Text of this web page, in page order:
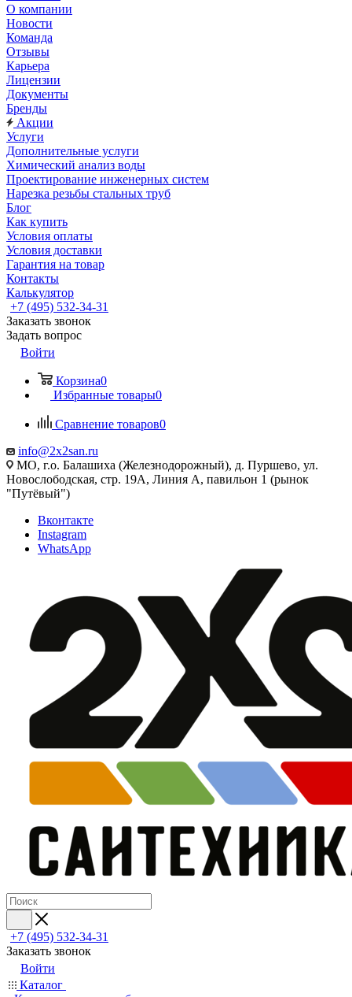
О компании
Новости
Команда
Отзывы
Карьера
Лицензии
Документы
Бренды
Акции
Услуги
Дополнительные услуги
Химический анализ воды
Проектирование инженерных систем
Нарезка резьбы стальных труб
Блог
Как купить
Условия оплаты
Условия доставки
Гарантия на товар
Контакты
Калькулятор
+7 (495) 532‑34‑31
Заказать звонок
Задать вопрос
Войти
Корзина0
Избранные товары0
Сравнение товаров0
info@2x2san.ru
МО, г.о. Балашиха (Железнодорожный), д. Пуршево, ул.
Новослободская, стр. 19А, Линия А, павильон 1 (рынок
"Путёвый")
Вконтакте
Instagram
WhatsApp
+7 (495) 532‑34‑31
Заказать звонок
Войти
Каталог